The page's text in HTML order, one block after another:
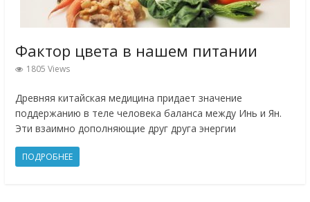
Фактор цвета в нашем питании
1805 Views
Древняя китайская медицина придает значение
поддержанию в теле человека баланса между Инь и Ян.
Эти взаимно дополняющие друг друга энергии
ПОДРОБНЕЕ